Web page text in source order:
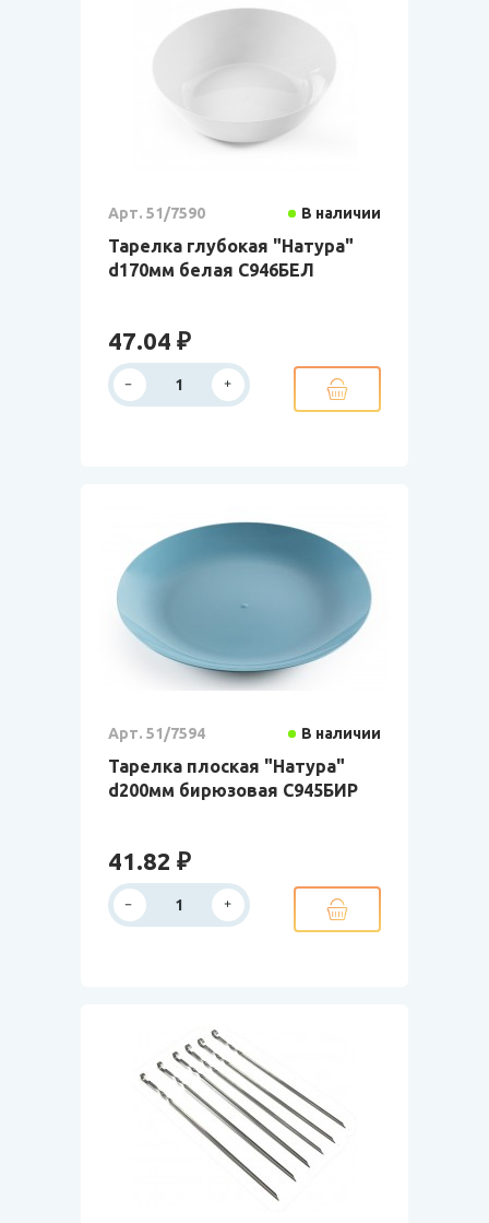
Арт. 51/7590 В наличии
Тарелка глубокая "Натура"
d170мм белая С946БЕЛ
47.04 ₽
Арт. 51/7594 В наличии
Тарелка плоская "Натура"
d200мм бирюзовая С945БИР
41.82 ₽